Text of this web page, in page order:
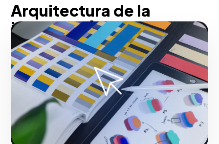
Arquitectura de la
información centrada en
la usabilidad e
interacción
Si tu objetivo es destacar, construimos
mucho más que una simple presencia.
Integramos tácticas avanzadas de
diseño de interfaces y experiencia de